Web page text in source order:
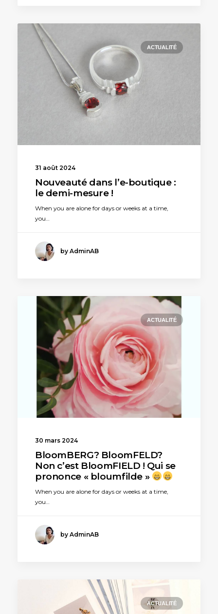
ACTUALITÉ
31 août 2024
Nouveauté dans l’e-boutique :
le demi-mesure !
When you are alone for days or weeks at a time,
you…
by AdminAB
ACTUALITÉ
30 mars 2024
BloomBERG? BloomFELD?
Non c’est BloomFIELD ! Qui se
prononce « bloumfilde »
When you are alone for days or weeks at a time,
you…
by AdminAB
ACTUALITÉ